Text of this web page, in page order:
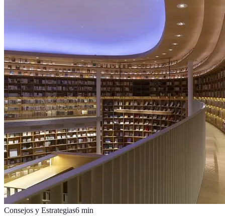
Consejos y Estrategias6 min